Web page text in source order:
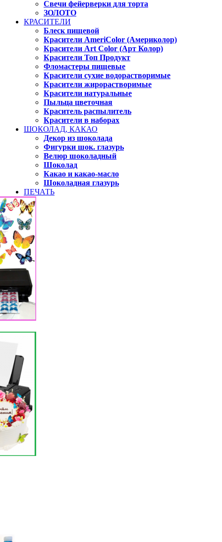
Свечи фейерверки для торта
ЗОЛОТО
КРАСИТЕЛИ
Блеск пищевой
Красители AmeriColor (Америколор)
Красители Art Color (Арт Колор)
Красители Топ Продукт
Фломастеры пищевые
Красители сухие водорастворимые
Красители жирорастворимые
Красители натуральные
Пыльца цветочная
Краситель распылитель
Красители в наборах
ШОКОЛАД, КАКАО
Декор из шоколада
Фигурки шок. глазурь
Велюр шоколадный
Шоколад
Какао и какао-масло
Шоколадная глазурь
ПЕЧАТЬ